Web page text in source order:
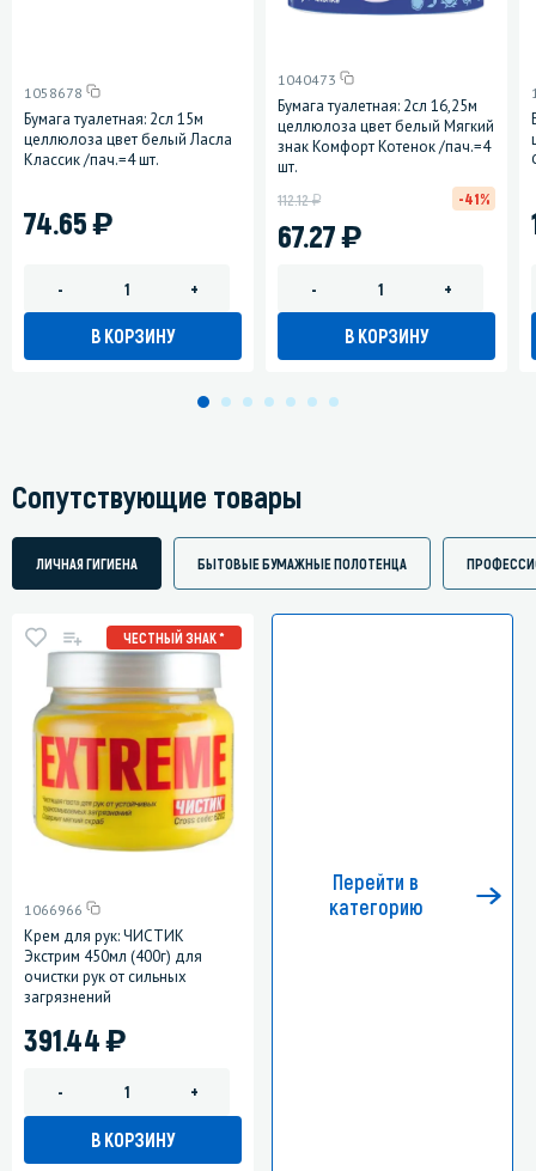
1058678
Бумага туалетная: 2сл 15м
целлюлоза цвет белый Ласла
Классик /пач.=4 шт.
74.65)
- +
В КОРЗИНУ
1040473
Бумага туалетная: 2сл 16,25м
целлюлоза цвет белый Мягкий
знак Комфорт Котенок /пач.=4
шт.
67.27)
112.12у -41%
- +
В КОРЗИНУ
Сопутствующие товары
ЛИЧНАЯ ГИГИЕНА БЫТОВЫЕ БУМАЖНЫЕ ПОЛОТЕНЦА
ЧЕСТНЫЙ ЗНАК *
1066966
Крем для рук: ЧИСТИК
Экстрим 450мл (400г) для
очистки рук от сильных
загрязнений
391.44)
- +
В КОРЗИНУ
Перейти в
категорию